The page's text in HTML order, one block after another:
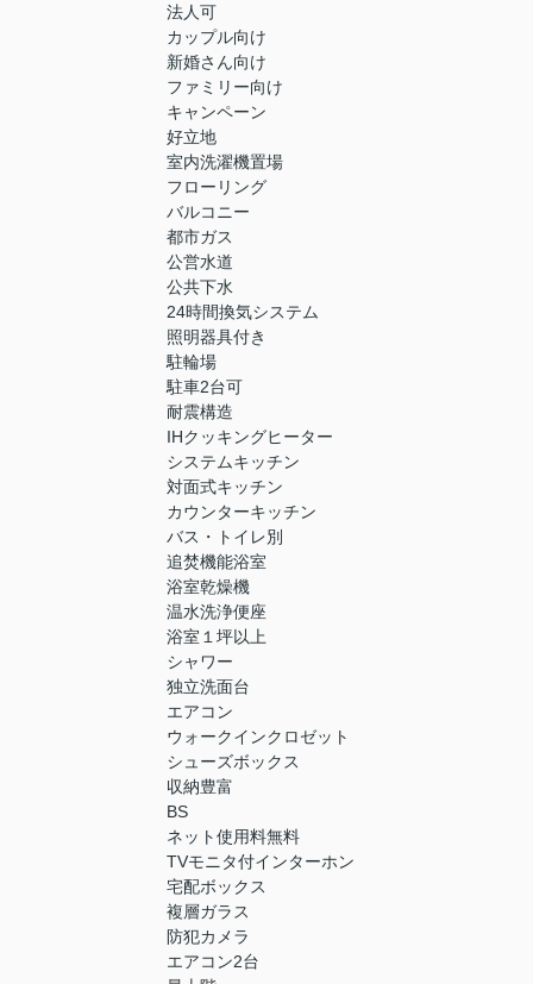
法人可
カップル向け
新婚さん向け
ファミリー向け
キャンペーン
好立地
室内洗濯機置場
フローリング
バルコニー
都市ガス
公営水道
公共下水
24時間換気システム
照明器具付き
駐輪場
駐車2台可
耐震構造
IHクッキングヒーター
システムキッチン
対面式キッチン
カウンターキッチン
バス・トイレ別
追焚機能浴室
浴室乾燥機
温水洗浄便座
浴室１坪以上
シャワー
独立洗面台
エアコン
ウォークインクロゼット
シューズボックス
収納豊富
BS
ネット使用料無料
TVモニタ付インターホン
宅配ボックス
複層ガラス
防犯カメラ
エアコン2台